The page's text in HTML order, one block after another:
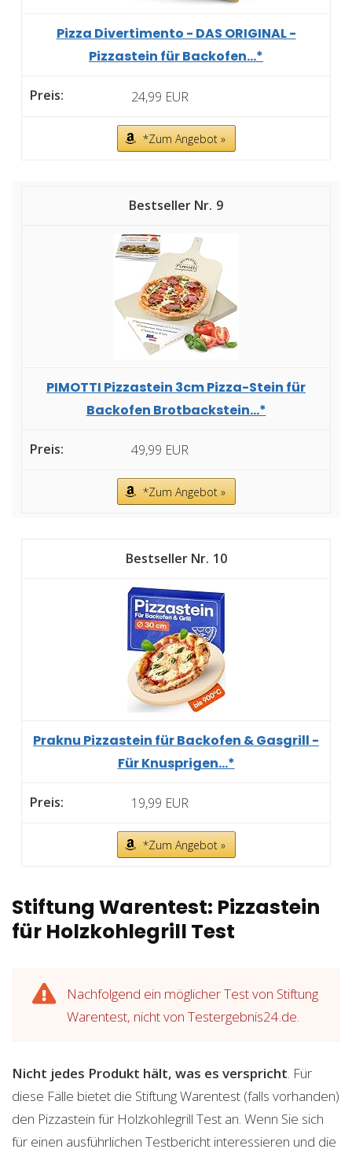
Pizza Divertimento - DAS ORIGINAL -
Pizzastein für Backofen...*
24,99 EUR
*Zum Angebot »
9
PIMOTTI Pizzastein 3cm Pizza-Stein für
Backofen Brotbackstein...*
49,99 EUR
*Zum Angebot »
10
Praknu Pizzastein für Backofen & Gasgrill -
Für Knusprigen...*
19,99 EUR
*Zum Angebot »
Stiftung Warentest: Pizzastein
für Holzkohlegrill Test
Nachfolgend ein möglicher Test von Stiftung
Warentest, nicht von Testergebnis24.de.
Nicht jedes Produkt hält, was es verspricht. Für
diese Fälle bietet die Stiftung Warentest (falls vorhanden)
den Pizzastein für Holzkohlegrill Test an. Wenn Sie sich
für einen ausführlichen Testbericht interessieren und die